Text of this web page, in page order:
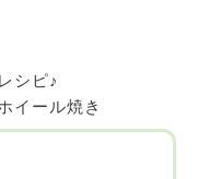
シピ♪
イール焼き